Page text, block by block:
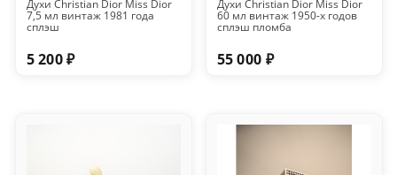
Духи Christian Dior Miss Dior
7,5 мл винтаж 1981 года
сплэш
5 200 ₽
Духи Christian Dior Miss Dior
60 мл винтаж 1950-х годов
сплэш пломба
55 000 ₽